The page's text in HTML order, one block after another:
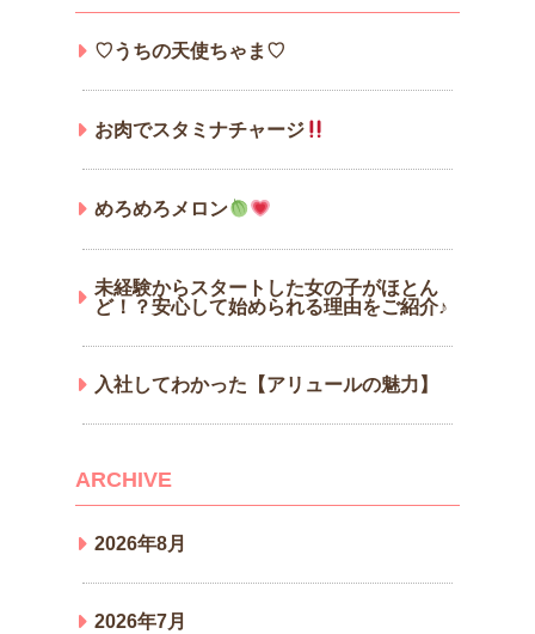
♡うちの天使ちゃま♡
お肉でスタミナチャージ
めろめろメロン
未経験からスタートした女の子がほとん
ど！？安心して始められる理由をご紹介♪
入社してわかった【アリュールの魅力】
ARCHIVE
2026年8月
2026年7月